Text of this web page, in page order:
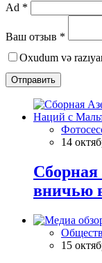
Ad *
Ваш отзыв *
Oxudum və
Отправить
14
Сборная
вничью
15